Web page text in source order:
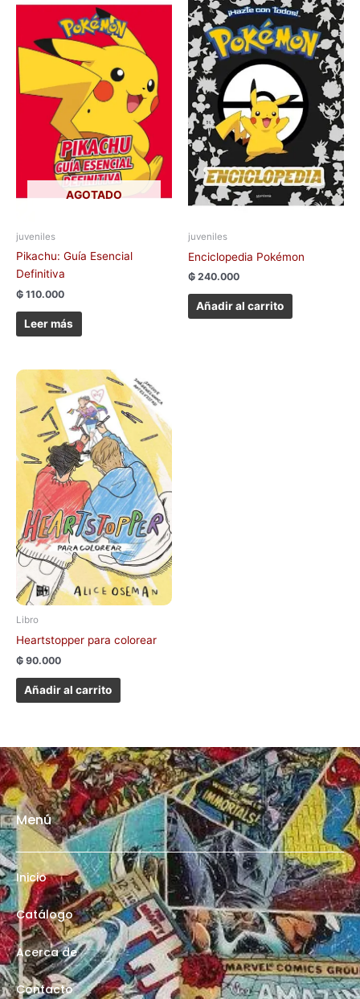
AGOTADO
juveniles
Pikachu: Guía Esencial
Definitiva
₲ 110.000
Leer más
juveniles
Enciclopedia Pokémon
₲ 240.000
Añadir al carrito
Libro
Heartstopper para colorear
₲ 90.000
Añadir al carrito
Menú
Inicio
Catálogo
Acerca de
Contacto